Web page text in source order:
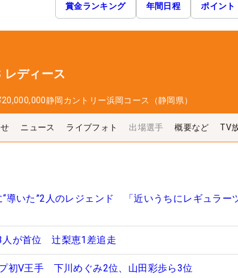
賞金ランキング 年間日程 ポイント
ディース
静岡カントリー浜岡コース（静岡県）
ニュース ライブフォト 出場選手 概要など TV
導いた”2人のレジェンド 「近いうちにレギュラー
人が首位 辻梨恵1差追走
初V王手 下川めぐみ2位、山田彩歩ら3位